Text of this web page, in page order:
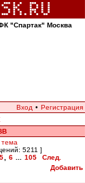
"Спартак" Москва
Вход • Регистрация
5211 ]
5 6 105
След.
Добавить